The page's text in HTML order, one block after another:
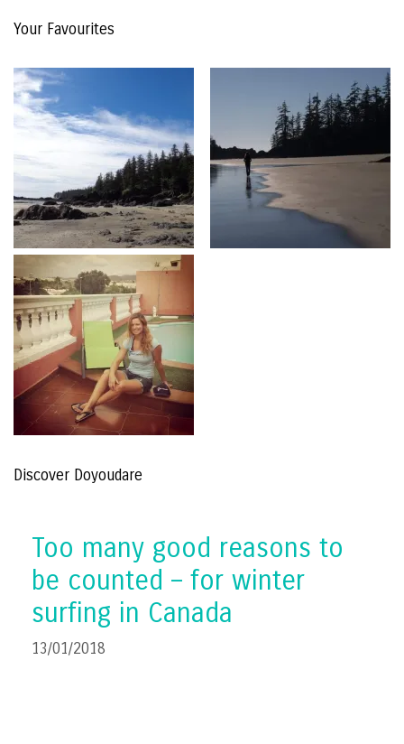
The
Your Favourites
Discover Doyoudare
Too many good reasons to
be counted – for winter
surfing in Canada
13/01/2018